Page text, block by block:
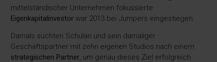
mittelständischer Unternehmen fokussierte
Eigenkapitalinvestor war 2013 bei Jumpers eingestiegen.
Damals suchten Schulan und sein damaliger
Geschäftspartner mit zehn eigenen Studios nach einem
strategischen Partner, um genau dieses Ziel erfolgreich